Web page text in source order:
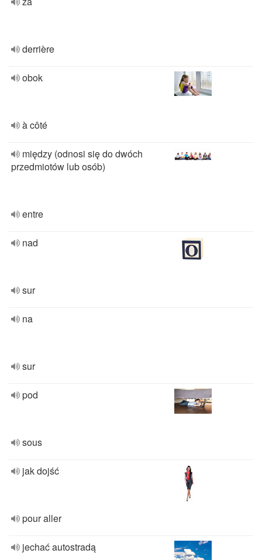
derrière
obok
à côté
między (odnosi się do dwóch
przedmiotów lub osób)
entre
nad
sur
na
sur
pod
sous
jak dojść
pour aller
jechać autostradą